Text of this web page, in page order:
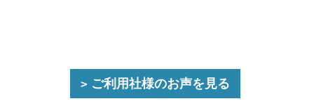
ご利用社様のお声を見る